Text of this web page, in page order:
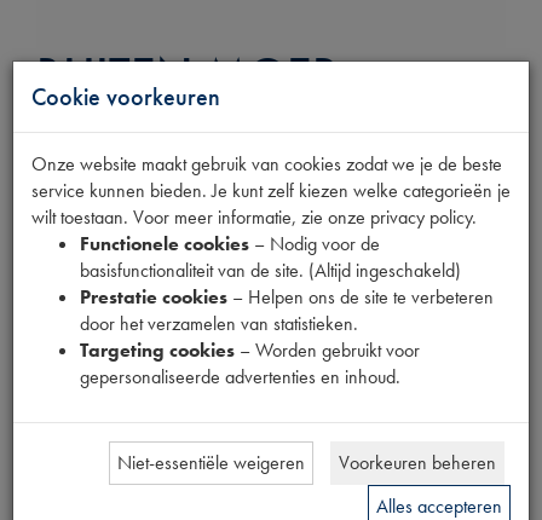
BUITEN MOER
SLEUTEL VOORWIEL
Fabrikant
Productnummer
6860119
72,50 (€ 59,92excl. btw)
Bestel
Cookie voorkeuren
Onze website maakt gebruik van cookies zodat we je de beste
service kunnen bieden. Je kunt zelf kiezen welke categorieën je
wilt toestaan. Voor meer informatie, zie onze privacy policy.
Functionele cookies – Nodig voor de
basisfunctionaliteit van de site. (Altijd ingeschakeld)
Prestatie cookies – Helpen ons de site te verbeteren
door het verzamelen van statistieken.
Targeting cookies – Worden gebruikt voor
gepersonaliseerde advertenties en inhoud.
Niet-essentiële weigeren
Voorkeuren beheren
Alles accepteren